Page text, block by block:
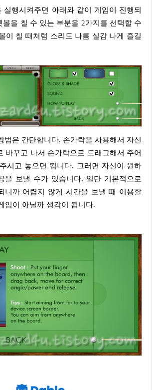
볼을 칠 수 있는 부분을 2가지를 선택할 수
이 칠 때처럼 소리도 나름 실감 나게 즐길
바꾸고 나서 손가락으로 드래그해서 주어
시고 놓으면 됩니다. 그러면 자신이 원하
을 보낼 수가 있습니다. 일단 기본적으로
니까 어렵지 않게 시간을 보낼 때 이용할
임이 아닐까 생각이 됩니다.